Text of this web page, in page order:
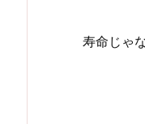
寿命じゃ